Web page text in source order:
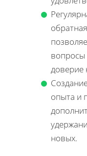
вопросы
доверие
опыта и
новых.